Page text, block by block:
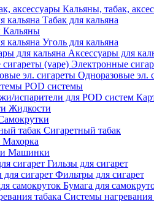
Кальяны, табак,
Табак для кальяна
Кальяны
Уголь для кальяна
Аксессуары для
Электронные
Одноразовые эл.
POD системы
Жидкости
Сигаретный табак
Махорка
Машинки
Гильзы для сигарет
Фильтры для сигарет
Бумага для
Системы нагревания